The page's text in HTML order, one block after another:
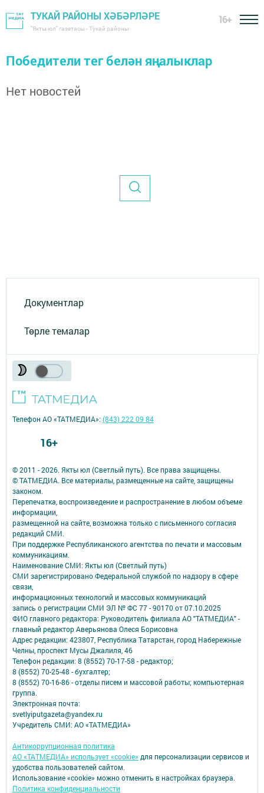
ТУКАЙ РАЙОНЫ ХӘБӘРЛӘРЕ
"Якты юл" газетасы - Тукай районы
16+
Победители тег белән яңалыклар
Нет новостей
Документлар
Төрле темалар
© 2011 - 2026. Якты юл (Светлый путь). Все права защищены.
© ТАТМЕДИА. Все материалы, размещенные на сайте, защищены
законом.
Перепечатка, воспроизведение и распространение в любом объеме
информации,
размещенной на сайте, возможна только с письменного согласия
редакций СМИ.
При поддержке Республиканского агентства по печати и массовым
коммуникациям.
Наименование СМИ: Якты юл (Светлый путь)
СМИ зарегистрировано Федеральной службой по надзору в сфере
связи,
информационных технологий и массовых коммуникаций
запись о регистрации СМИ ЭЛ № ФС 77 - 90170 от 07.10.2025
ФИО главного редактора: Руководитель филиала АО "ТАТМЕДИА" -
главный редактор Аверьянова Олеся Борисовна
Адрес редакции: 423807, Республика Татарстан, город Набережные
Челны, проспект Мусы Джалиля, 46
Телефон редакции: 8 (8552) 70-17-58 - редактор;
8 (8552) 70-25-48 - бухгалтер;
8 (8552) 70-16-86 - отделы писем и массовой работы; компьютерная
группа.
Электронная почта:
svetlyiputgazeta@yandex.ru
Учредитель СМИ: АО «ТАТМЕДИА»
Антикоррупционная политика
АО «ТАТМЕДИА» использует «cookie»для персонализации сервисов и
удобства пользователей сайтом.
Использование «cookie» можно отменить в настройках браузера.
Политика конфиденциальности
Телефон АО «ТАТМЕДИА»:(843) 222 09 84
16+